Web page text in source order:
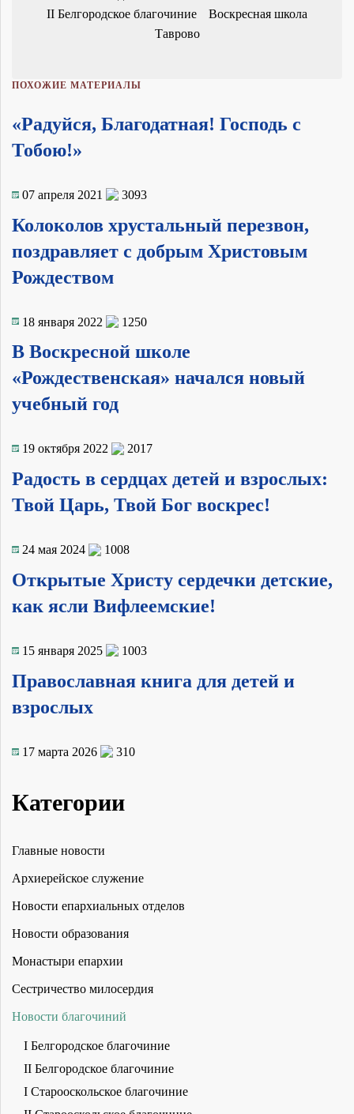
II Белгородское благочиние
Воскресная школа
Таврово
ПОХОЖИЕ МАТЕРИАЛЫ
«Радуйся, Благодатная! Господь с
Тобою!»
07 апреля 2021 3093
Колоколов хрустальный перезвон,
поздравляет с добрым Христовым
Рождеством
18 января 2022 1250
В Воскресной школе
«Рождественская» начался новый
учебный год
19 октября 2022 2017
Радость в сердцах детей и взрослых:
Твой Царь, Твой Бог воскрес!
24 мая 2024 1008
Открытые Христу сердечки детские,
как ясли Вифлеемские!
15 января 2025 1003
Православная книга для детей и
взрослых
17 марта 2026 310
Категории
Главные новости
Архиерейское служение
Новости епархиальных отделов
Новости образования
Монастыри епархии
Сестричество милосердия
Новости благочиний
I Белгородское благочиние
II Белгородское благочиние
I Старооскольское благочиние